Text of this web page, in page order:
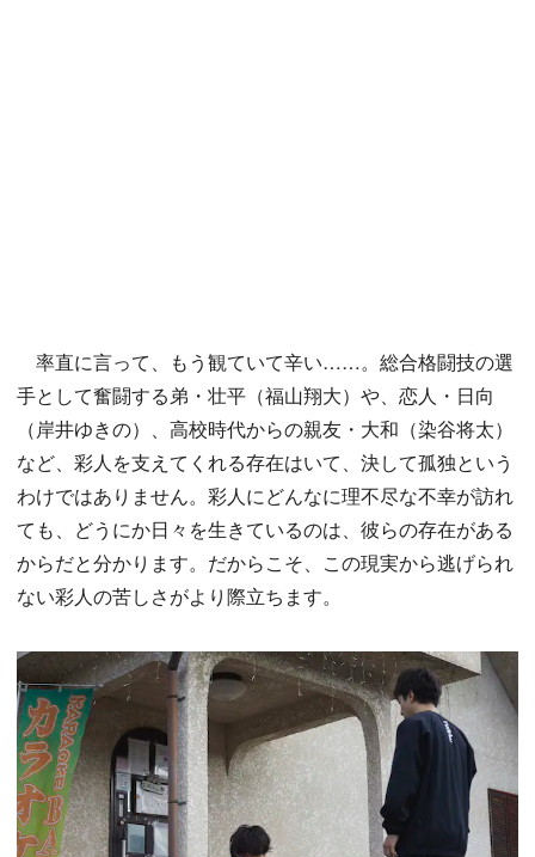
率直に言って、もう観ていて辛い……。総合格闘技の選
手として奮闘する弟・壮平（福山翔大）や、恋人・日向
（岸井ゆきの）、高校時代からの親友・大和（染谷将太）
など、彩人を支えてくれる存在はいて、決して孤独という
わけではありません。彩人にどんなに理不尽な不幸が訪れ
ても、どうにか日々を生きているのは、彼らの存在がある
からだと分かります。だからこそ、この現実から逃げられ
ない彩人の苦しさがより際立ちます。